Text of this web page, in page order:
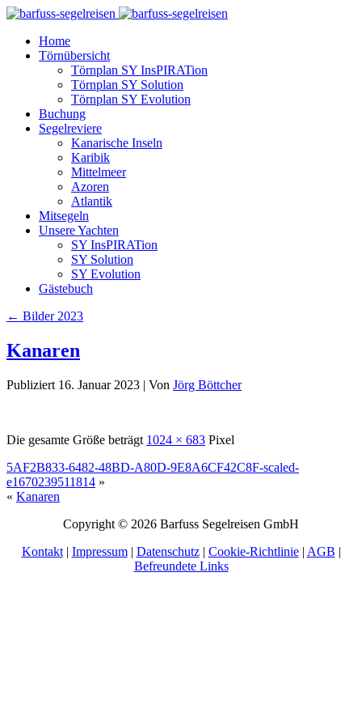
Home
Törnübersicht
Törnplan SY InsPIRATion
Törnplan SY Solution
Törnplan SY Evolution
Buchung
Segelreviere
Kanarische Inseln
Karibik
Mittelmeer
Azoren
Atlantik
Mitsegeln
Unsere Yachten
SY InsPIRATion
SY Solution
SY Evolution
Gästebuch
← Bilder 2023
Kanaren
Publiziert 16. Januar 2023 | Von Jörg Böttcher
Die gesamte Größe beträgt 1024 × 683 Pixel
5AF2B833-6482-48BD-A80D-9E8A6CF42C8F-scaled-
e1670239511814 »
« Kanaren
Copyright © 2026 Barfuss Segelreisen GmbH
Kontakt| Impressum| Datenschutz| Cookie-Richtlinie| AGB |
Befreundete Links